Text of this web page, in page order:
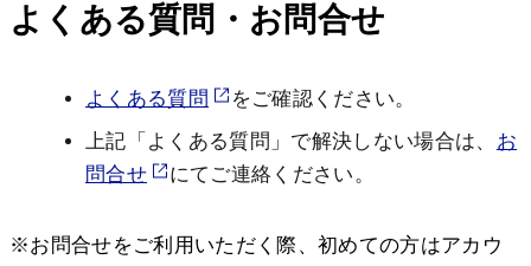
よくある質問・お問合せ
よくある質問
をご確認ください。
上記「よくある質問」で解決しない場合は、 お
問合せ
にてご連絡ください。
※お問合せをご利用いただく際、初めての方はアカウ